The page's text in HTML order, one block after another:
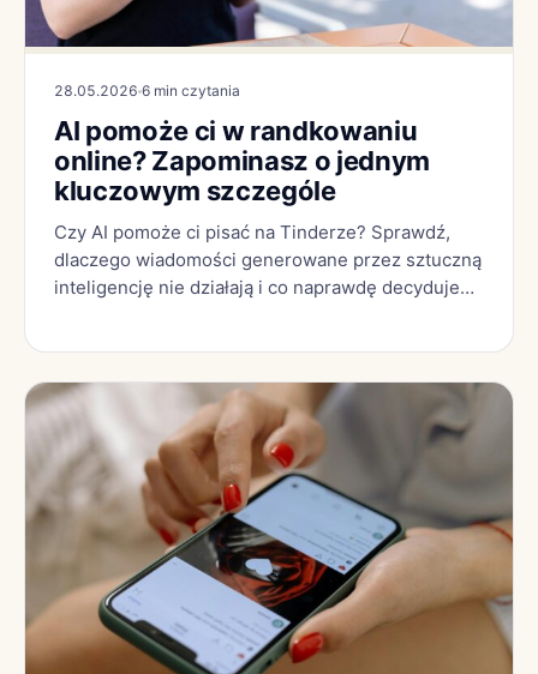
28.05.2026 6 min czytania
AI pomoże ci w randkowaniu
online? Zapominasz o jednym
kluczowym szczególe
Czy AI pomoże ci pisać na Tinderze? Sprawdź,
dlaczego wiadomości generowane przez sztuczną
inteligencję nie działają i co naprawdę decyduje…